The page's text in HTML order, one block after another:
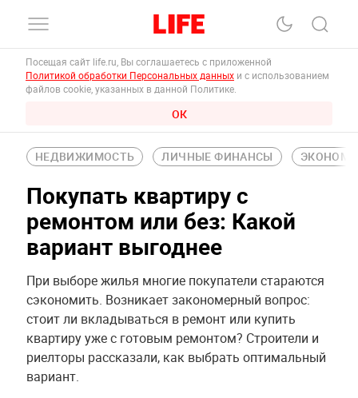
Посещая сайт life.ru, Вы соглашаетесь с приложенной
Политикой обработки Персональных данных и с использованием
файлов cookie, указанных в данной Политике.
ОК
НЕДВИЖИМОСТЬ ЛИЧНЫЕ ФИНАНСЫ
Покупать квартиру с
ремонтом или без: Какой
вариант выгоднее
При выборе жилья многие покупатели стараются
сэкономить. Возникает закономерный вопрос:
стоит ли вкладываться в ремонт или купить
квартиру уже с готовым ремонтом? Строители и
риелторы рассказали, как выбрать оптимальный
вариант.